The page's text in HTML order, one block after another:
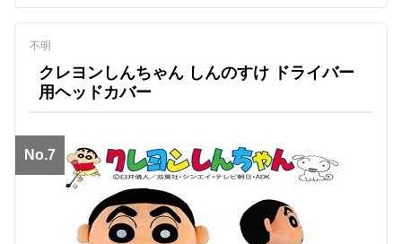
不明
クレヨンしんちゃん しんのすけ ドライバー
用ヘッドカバー
No.7